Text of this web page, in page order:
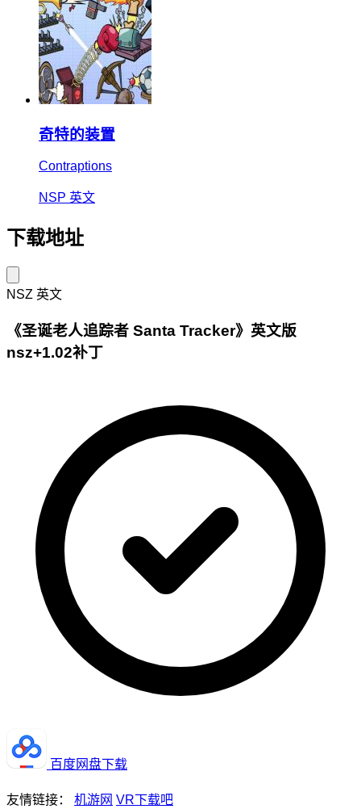
奇特的装置
Contraptions
NSP 英文
下载地址
NSZ 英文
《圣诞老人追踪者 Santa Tracker》英文版
nsz+1.02补丁
百度网盘下载
友情链接： 机游网 VR下载吧